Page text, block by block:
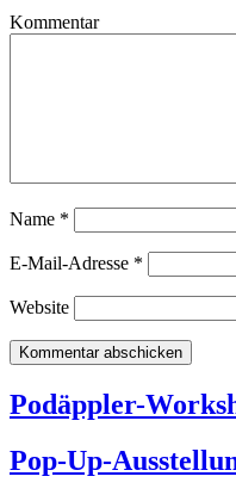
Kommentar
Name *
E-Mail-Adresse *
Website
Podäppler-
Pop-Up-